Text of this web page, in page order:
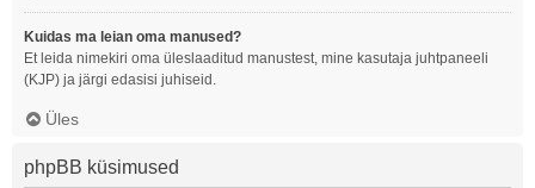
Kuidas ma leian oma manused?
Et leida nimekiri oma üleslaaditud manustest, mine kasutaja juhtpaneeli
(KJP) ja järgi edasisi juhiseid.
Üles
phpBB küsimused